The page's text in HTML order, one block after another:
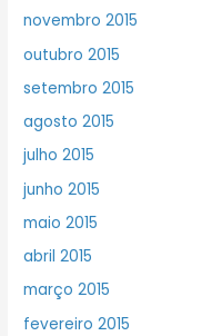
novembro 2015
outubro 2015
setembro 2015
agosto 2015
julho 2015
junho 2015
maio 2015
abril 2015
março 2015
fevereiro 2015